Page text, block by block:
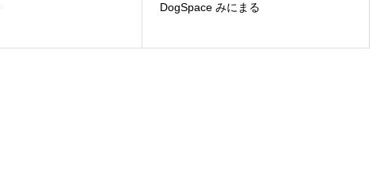
DogSpace みにまる